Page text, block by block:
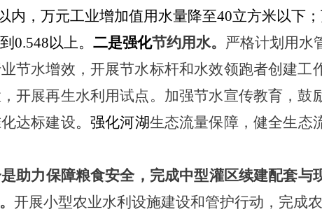
内，万元工业增加值用水量降至40立方米以下
0.548以上。 二是强化节约用水。 严格计划用水
节水增效，开展节水标杆和水效领跑者创建工
开展再生水利用试点。加强节水宣传教育，鼓
达标建设。强化河湖生态流量保障，健全生态
助力保障粮食安全，完成中型灌区续建配套与
开展小型农业水利设施建设和管护行动，完成